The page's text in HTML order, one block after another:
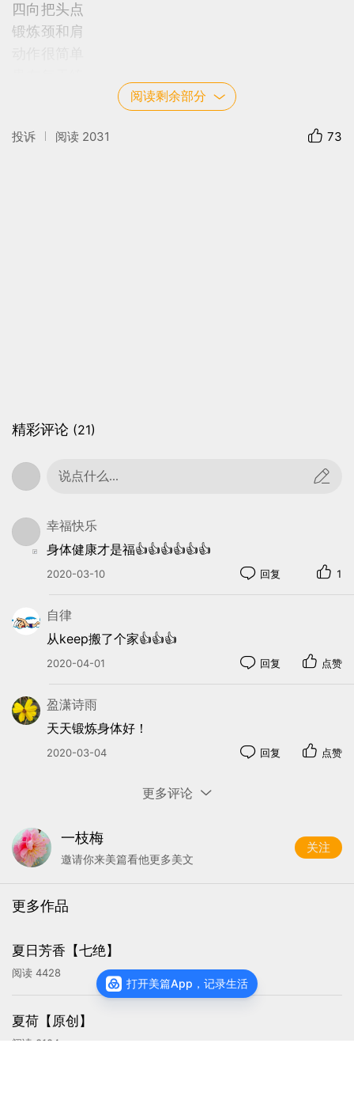
四向把头点
锻炼颈和肩
3
靠墙天使
提高肩部灵活性和肩胛稳定性，缓解肩颈部紧张。
背部紧靠墙壁
外展打开双臂
贴墙缓缓而上
4
蝴蝶展臂
提高肩胛稳定性，改善圆肩驼背姿态，提高肩关节
阅读剩余部分
投诉 阅读 2031 73
精彩评论 (21)
说点什么...
幸福快乐
身体健康才是福👍👍👍👍👍👍
2020-03-10 回复 1
自律
从keep搬了个家👍👍👍
2020-04-01 回复 点赞
盈潇诗雨
天天锻炼身体好！
2020-03-04 回复 点赞
更多评论
一枝梅
邀请你来美篇看他更多美文
关注
更多作品
夏日芳香【七绝】
阅读 4428
夏荷【原创】
阅读 3184
打开美篇App，记录生活